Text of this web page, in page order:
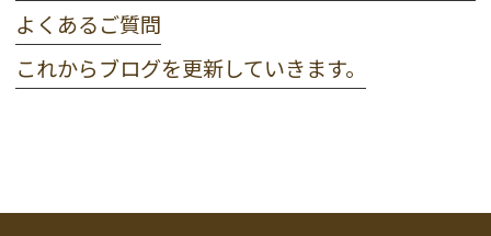
よくあるご質問
これからブログを更新していきます。